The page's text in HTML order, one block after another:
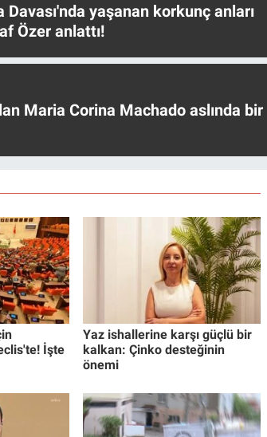
yaşanan korkunç anları
Özer anlattı!
Maria Corina Machado aslında bir
İşte
Yaz ishallerine karşı güçlü bir
kalkan: Çinko desteğinin
önemi